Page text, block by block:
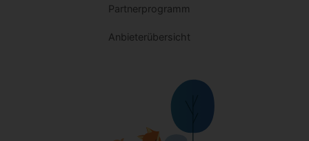
Partnerprogramm
Anbieterübersicht